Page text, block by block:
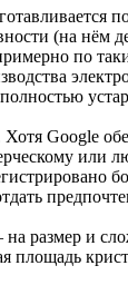
(на нём
по
полностью
Google
или
размер и
площадь